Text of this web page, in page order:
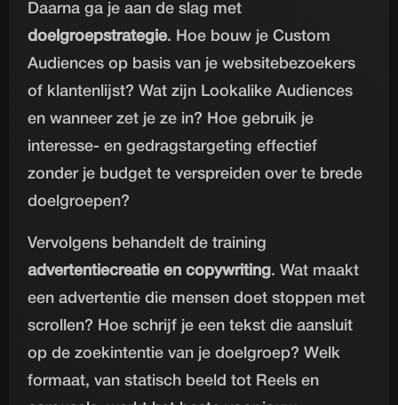
Daarna ga je aan de slag met
doelgroepstrategie. Hoe bouw je Custom
Audiences op basis van je websitebezoekers
of klantenlijst? Wat zijn Lookalike Audiences
en wanneer zet je ze in? Hoe gebruik je
interesse- en gedragstargeting effectief
zonder je budget te verspreiden over te brede
doelgroepen?
Vervolgens behandelt de training
advertentiecreatie en copywriting. Wat maakt
een advertentie die mensen doet stoppen met
scrollen? Hoe schrijf je een tekst die aansluit
op de zoekintentie van je doelgroep? Welk
formaat, van statisch beeld tot Reels en